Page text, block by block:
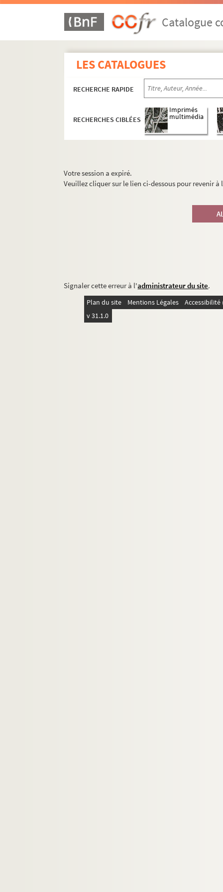
Catalogue
LES CATALOGUES
RECHERCHE RAPIDE
RECHERCHES CIBLÉES
Imprimés
multimédia
Votre session a expiré.
Veuillez cliquer sur le lien ci-dessous pour revenir
Signaler cette erreur à l'administrateur du site.
Plan du site Mentions Légales
v 31.1.0